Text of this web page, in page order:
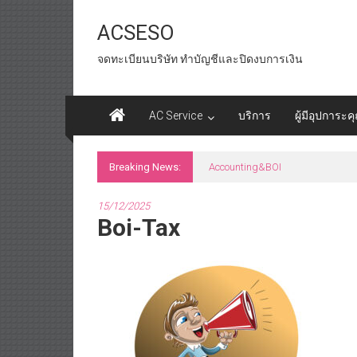
contentACSESO
จดทะเบียนบริษัท ทำบัญชีและปิดงบการเงิน
AC Service บริการ ผู้มีอุปการะ
Breaking News: id tax หน่วยงานราชการ
15/12/2025
Boi-Tax